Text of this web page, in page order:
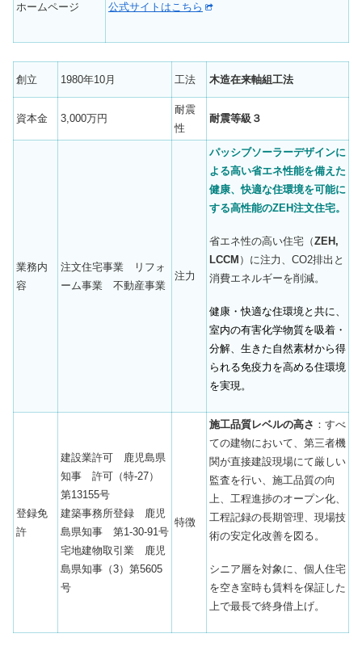
ホームページ 公式サイトはこちら
創立 1980年10月 工法 木造在来軸組工法
資本金 3,000万円
耐震
性
耐震等級３
業務内
容
注文住宅事業 リフォ
ーム事業 不動産事業
注力
パッシブソーラーデザインに
よる高い省エネ性能を備えた
健康、快適な住環境を可能に
する高性能のZEH注文住宅。
省エネ性の高い住宅（ZEH,
LCCM ）に注力、CO2排出と
消費エネルギーを削減。
健康・快適な住環境と共に、
室内の有害化学物質を吸着・
分解、生きた自然素材から得
られる免疫力を高める住環境
を実現。
登録免
許
建設業許可 鹿児島県
知事 許可（特-27）
第13155号
建築事務所登録 鹿児
島県知事 第1-30-91号
宅地建物取引業 鹿児
島県知事（3）第5605
号
特徴
施工品質レベルの高さ ：すべ
ての建物において、第三者機
関が直接建設現場にて厳しい
監査を行い、施工品質の向
上、工程進捗のオープン化、
工程記録の長期管理、現場技
術の安定化改善を図る。
シニア層を対象に、個人住宅
を空き室時も賃料を保証した
上で最長で終身借上げ。